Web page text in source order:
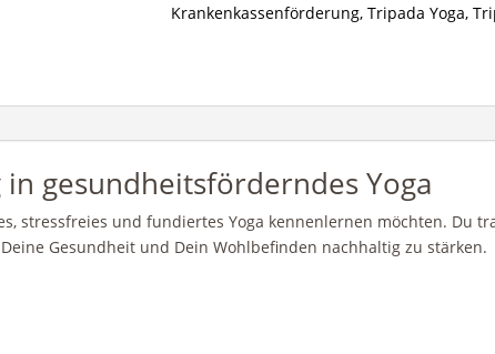
Termine
Menge
Krankenkassenförderung, Tripada Yoga,
gesundheitsförderndes Yoga
stressfreies und fundiertes Yoga kennenlernen möchten. Du
Gesundheit und Dein Wohlbefinden nachhaltig zu stärken.